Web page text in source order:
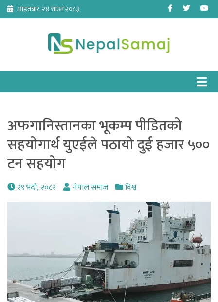
Skip
content
आइतबार, २४ साउन २०८३ Facebook
Twitter
अफगानिस्तानका भूकम्प पीडितको
सहयोगार्थ युएईले पठायो दुई हजार ५००
टन सहयोग
२९ भदौ, २०८२ नेपाल समाज विश्व